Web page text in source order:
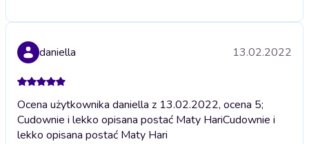
daniella 13.02.2022
Ocena użytkownika daniella z 13.02.2022, ocena 5;
Cudownie i lekko opisana postać Maty HariCudownie i
lekko opisana postać Maty Hari